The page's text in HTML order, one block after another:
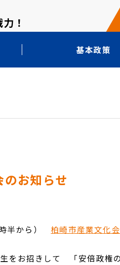
基本政策
お知らせ
半から） 柏崎市産業文化
をお招きして 「安倍政権